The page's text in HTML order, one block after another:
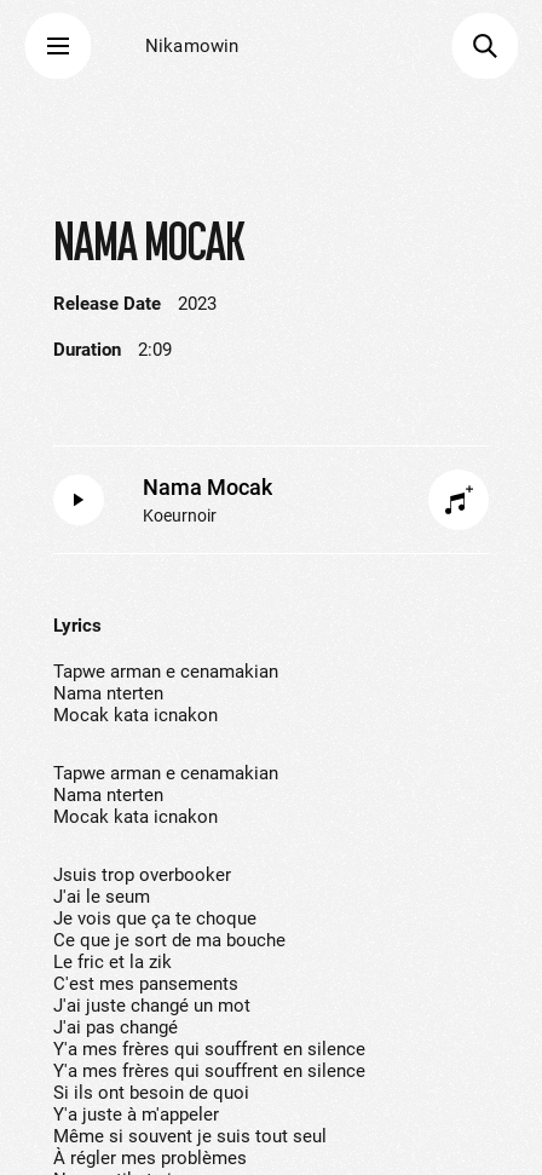
Nikamowin
NAMA MOCAK
Release Date 2023
Duration 2:09
Nama Mocak
Koeurnoir
Lyrics
Tapwe arman e cenamakian
Nama nterten
Mocak kata icnakon
Tapwe arman e cenamakian
Nama nterten
Mocak kata icnakon
Jsuis trop overbooker
J'ai le seum
Je vois que ça te choque
Ce que je sort de ma bouche
Le fric et la zik
C'est mes pansements
J'ai juste changé un mot
J'ai pas changé
Y'a mes frères qui souffrent en silence
Y'a mes frères qui souffrent en silence
Si ils ont besoin de quoi
Y'a juste à m'appeler
Même si souvent je suis tout seul
À régler mes problèmes